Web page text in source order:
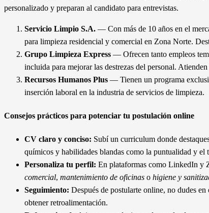
personalizado y preparan al candidato para entrevistas.
Servicio Limpio S.A. — Con más de 10 años en el
para limpieza residencial y comercial en Zona Norte.
Grupo Limpieza Express — Ofrecen tanto empleos
incluida para mejorar las destrezas del personal.
Recursos Humanos Plus — Tienen un programa
inserción laboral en la industria de servicios de limpieza.
Consejos prácticos para potenciar tu postulación online
CV claro y conciso: Subí un curriculum donde
químicos y habilidades blandas como la puntualidad y el
Personaliza tu perfil: En plataformas como LinkedIn y
comercial, mantenimiento de oficinas o higiene y
Seguimiento: Después de postularte online, no dudes
obtener retroalimentación.